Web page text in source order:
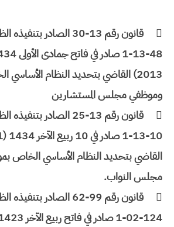

قانون رقم 13-30 الصادر
2013) القاضي بتحديد النظام
وموظفي مجلس المستشارين

قانون رقم 13-25 الصادر
القاضي بتحديد النظام الأساسي الخاص
مجلس النواب.

قانون رقم 99-62 الصادر